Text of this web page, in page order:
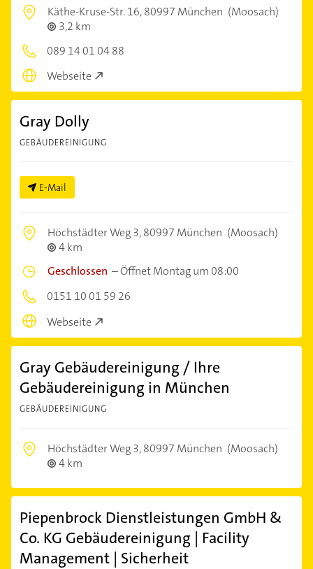
Käthe-Kruse-Str. 16,80997 München (Moosach)
3,2 km
089 14 01 04 88
Webseite
Gray Dolly
GEBÄUDEREINIGUNG
E-Mail
Höchstädter Weg 3,80997 München (Moosach)
4 km
Geschlossen –Öffnet Montag um 08:00
0151 10 01 59 26
Webseite
Gray Gebäudereinigung / Ihre
Gebäudereinigung in München
GEBÄUDEREINIGUNG
Höchstädter Weg 3,80997 München (Moosach)
4 km
Piepenbrock Dienstleistungen GmbH &
Co. KG Gebäudereinigung | Facility
Management | Sicherheit